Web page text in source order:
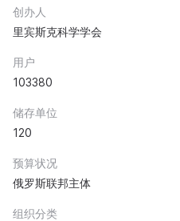
创办人
里宾斯克科学学会
用户
103380
储存单位
120
预算状况
俄罗斯联邦主体
组织分类